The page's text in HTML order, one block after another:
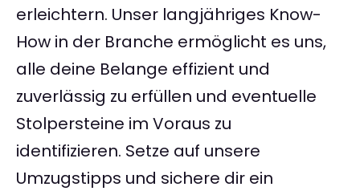
erleichtern. Unser langjähriges Know-
How in der Branche ermöglicht es uns,
alle deine Belange effizient und
zuverlässig zu erfüllen und eventuelle
Stolpersteine im Voraus zu
identifizieren. Setze auf unsere
Umzugstipps und sichere dir ein